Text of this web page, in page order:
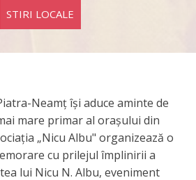
STIRI LOCALE
Neamț își aduce aminte de
mare primar al orașului din
„Nicu Albu" organizează o
cu prilejul împlinirii a
lui Nicu N. Albu, eveniment